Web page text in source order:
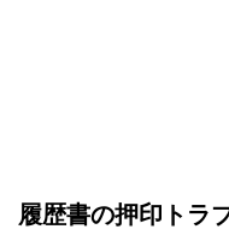
履歴書の押印トラ